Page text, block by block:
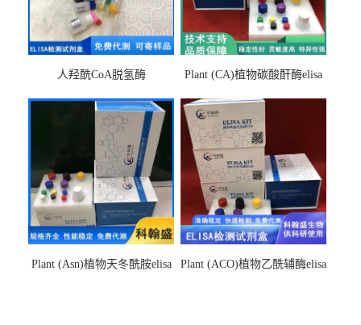
人羟酰CoA脱氢酶
Plant (CA)植物碳酸酐酶elisa
Plant (Asn)植物天冬酰胺elisa
Plant (ACO)植物乙酰辅酶elisa